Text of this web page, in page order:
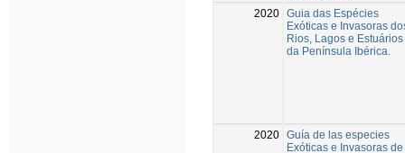
2020 Guia das Espécies
Exóticas e Invasoras
Rios, Lagos e Estuários
da Península Ibérica.
2020 Guía de las especies
Exóticas e Invasoras de